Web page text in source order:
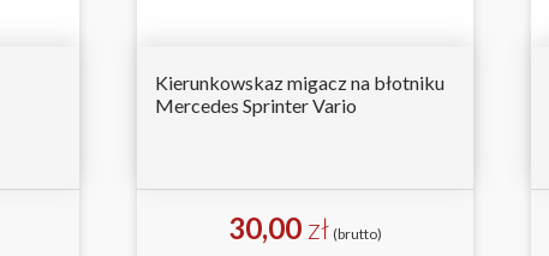
Kierunkowskaz migacz na błotniku
Mercedes Sprinter Vario
30,00 zł (brutto)